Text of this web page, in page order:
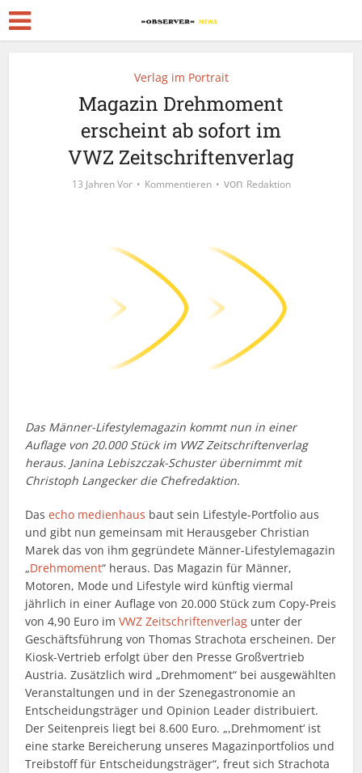
Verlag im Portrait
Magazin Drehmoment
erscheint ab sofort im
VWZ Zeitschriftenverlag
13 Jahren Vor Kommentieren von Redaktion
Das Männer-Lifestylemagazin kommt nun in einer
Auflage von 20.000 Stück im VWZ Zeitschriftenverlag
heraus. Janina Lebiszczak-Schuster übernimmt mit
Christoph Langecker die Chefredaktion.
Dasecho medienhaus baut sein Lifestyle-Portfolio aus
und gibt nun gemeinsam mit Herausgeber Christian
Marek das von ihm gegründete Männer-Lifestylemagazin
„Drehmoment“ heraus. Das Magazin für Männer,
Motoren, Mode und Lifestyle wird künftig viermal
jährlich in einer Auflage von 20.000 Stück zum Copy-Preis
von 4,90 Euro imVWZ Zeitschriftenverlag unter der
Geschäftsführung von Thomas Strachota erscheinen. Der
Kiosk-Vertrieb erfolgt über den Presse Großvertrieb
Austria. Zusätzlich wird „Drehmoment“ bei ausgewählten
Veranstaltungen und in der Szenegastronomie an
Entscheidungsträger und Opinion Leader distribuiert.
Der Seitenpreis liegt bei 8.600 Euro. „,Drehmoment‘ ist
eine starke Bereicherung unseres Magazinportfolios und
Treibstoff für Entscheidungsträger“, freut sich Strachota